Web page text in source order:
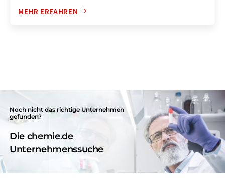
MEHR ERFAHREN
Noch nicht das richtige Unternehmen
gefunden?
Die chemie.de
Unternehmenssuche